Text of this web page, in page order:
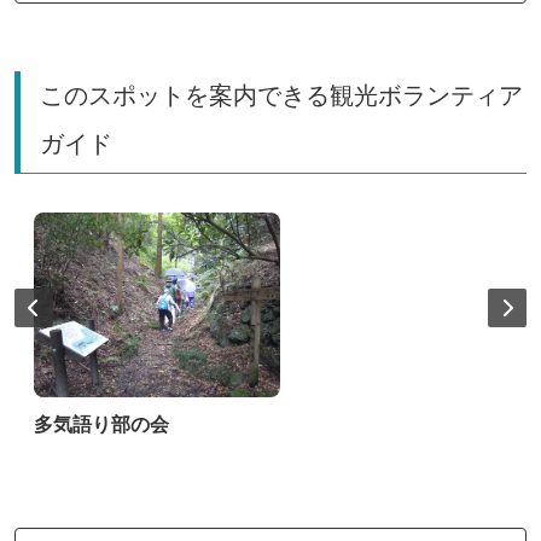
このスポットを案内できる観光ボランティア
ガイド
多気語り部の会